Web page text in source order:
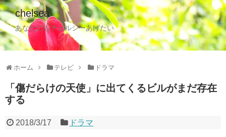
chelsea
あなたにもチェルシーあげたい
ホーム テレビ ドラマ
「傷だらけの天使」に出てくるビルがまだ存在
する
2018/3/17 ドラマ